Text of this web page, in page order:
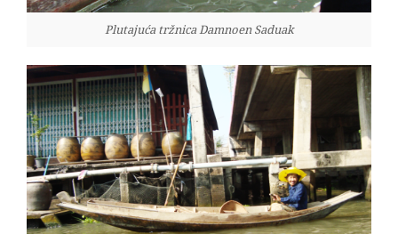
Plutajuća tržnica Damnoen Saduak